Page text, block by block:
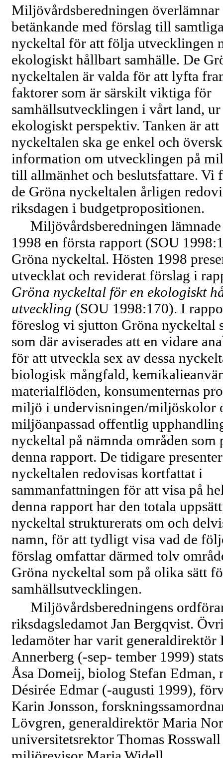
Miljövårdsberedningen överlämnar
betänkande med förslag till
nyckeltal för att följa utvecklingen
ekologiskt hållbart samhälle. De
nyckeltalen är valda för att lyfta
faktorer som är särskilt viktiga för
samhällsutvecklingen i vårt land,
ekologiskt perspektiv. Tanken är att
nyckeltalen ska ge enkel och
information om utvecklingen på
till allmänhet och beslutsfattare. Vi
de Gröna nyckeltalen årligen
riksdagen i budgetpropositionen.
Miljövårdsberedningen
1998 en första rapport (SOU
Gröna nyckeltal. Hösten 1998
utvecklat och reviderat förslag i
Gröna nyckeltal för en ekologiskt
utveckling (SOU 1998:170). I
föreslog vi sjutton Gröna nyckeltal
som där aviserades att en vidare
för att utveckla sex av dessa
biologisk mångfald,
materialflöden, konsumenternas
miljö i undervisningen/miljöskolor
miljöanpassad offentlig
nyckeltal på nämnda områden som
denna rapport. De tidigare
nyckeltalen redovisas kortfattat i
sammanfattningen för att visa på
denna rapport har den totala
nyckeltal strukturerats om och
namn, för att tydligt visa vad de
förslag omfattar därmed tolv
Gröna nyckeltal som på olika sätt
samhällsutvecklingen.
Miljövårdsberedningens
riksdagsledamot Jan Bergqvist.
ledamöter har varit generaldirektör
Annerberg (-sep- tember 1999)
Åsa Domeij, biolog Stefan Edman,
Désirée Edmar (-augusti 1999),
Karin Jonsson,
Lövgren, generaldirektör Maria
universitetsrektor Thomas